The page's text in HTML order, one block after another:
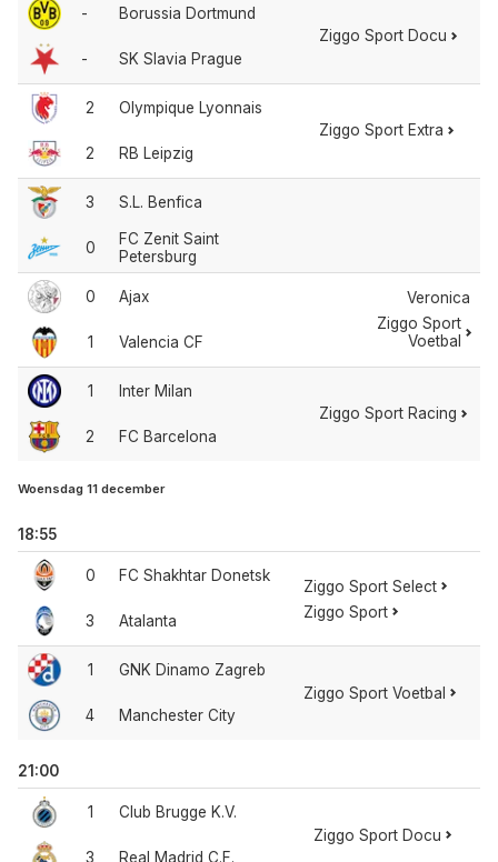
-
-
Borussia Dortmund
SK Slavia Prague
Ziggo Sport Docu
2
2
Olympique Lyonnais
RB Leipzig
Ziggo Sport Extra
3
0
S.L. Benfica
FC Zenit Saint
Petersburg
0
1
Ajax
Valencia CF
Veronica
Ziggo Sport
Voetbal
1
2
Inter Milan
FC Barcelona
Ziggo Sport Racing
Woensdag 11 december
18:55
0
3
FC Shakhtar Donetsk
Atalanta
Ziggo Sport Select
Ziggo Sport
1
4
GNK Dinamo Zagreb
Manchester City
Ziggo Sport Voetbal
21:00
1
3
Club Brugge K.V.
Real Madrid C.F.
Ziggo Sport Docu